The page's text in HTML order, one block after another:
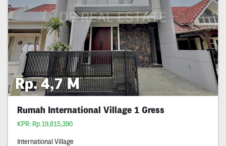
Rp. 4,7 M
Rumah International Village 1 Gress
KPR: Rp.19,815,390
International Village